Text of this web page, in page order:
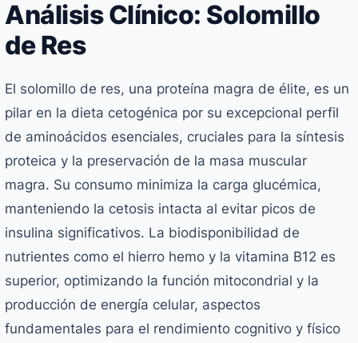
Análisis Clínico: Solomillo
de Res
El solomillo de res, una proteína magra de élite, es un
pilar en la dieta cetogénica por su excepcional perfil
de aminoácidos esenciales, cruciales para la síntesis
proteica y la preservación de la masa muscular
magra. Su consumo minimiza la carga glucémica,
manteniendo la cetosis intacta al evitar picos de
insulina significativos. La biodisponibilidad de
nutrientes como el hierro hemo y la vitamina B12 es
superior, optimizando la función mitocondrial y la
producción de energía celular, aspectos
fundamentales para el rendimiento cognitivo y físico